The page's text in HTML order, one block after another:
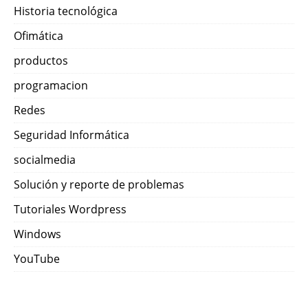
Historia tecnológica
Ofimática
productos
programacion
Redes
Seguridad Informática
socialmedia
Solución y reporte de problemas
Tutoriales Wordpress
Windows
YouTube